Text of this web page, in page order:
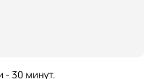
- 30 минут.